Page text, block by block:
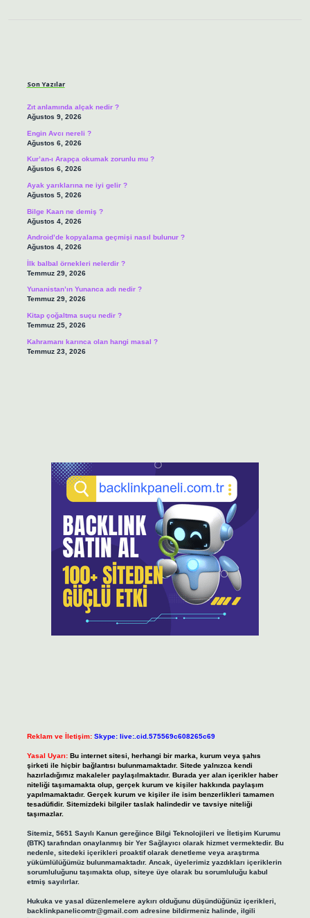
Son Yazılar
Zıt anlamında alçak nedir ?
Ağustos 9, 2026
Engin Avcı nereli ?
Ağustos 6, 2026
Kur’an-ı Arapça okumak zorunlu mu ?
Ağustos 6, 2026
Ayak yarıklarına ne iyi gelir ?
Ağustos 5, 2026
Bilge Kaan ne demiş ?
Ağustos 4, 2026
Android’de kopyalama geçmişi nasıl bulunur ?
Ağustos 4, 2026
İlk balbal örnekleri nelerdir ?
Temmuz 29, 2026
Yunanistan’ın Yunanca adı nedir ?
Temmuz 29, 2026
Kitap çoğaltma suçu nedir ?
Temmuz 25, 2026
Kahramanı karınca olan hangi masal ?
Temmuz 23, 2026
Reklam ve İletişim: Skype: live:.cid.575569c608265c69
Yasal Uyarı: Bu internet sitesi, herhangi bir marka, kurum veya şahıs
şirketi ile hiçbir bağlantısı bulunmamaktadır. Sitede yalnızca kendi
hazırladığımız makaleler paylaşılmaktadır. Burada yer alan içerikler haber
niteliği taşımamakta olup, gerçek kurum ve kişiler hakkında paylaşım
yapılmamaktadır. Gerçek kurum ve kişiler ile isim benzerlikleri tamamen
tesadüfidir. Sitemizdeki bilgiler taslak halindedir ve tavsiye niteliği
taşımazlar.
Sitemiz, 5651 Sayılı Kanun gereğince Bilgi Teknolojileri ve İletişim Kurumu
(BTK) tarafından onaylanmış bir Yer Sağlayıcı olarak hizmet vermektedir. Bu
nedenle, sitedeki içerikleri proaktif olarak denetleme veya araştırma
yükümlülüğümüz bulunmamaktadır. Ancak, üyelerimiz yazdıkları içeriklerin
sorumluluğunu taşımakta olup, siteye üye olarak bu sorumluluğu kabul
etmiş sayılırlar.
Hukuka ve yasal düzenlemelere aykırı olduğunu düşündüğünüz içerikleri,
backlinkpanelicomtr@gmail.comadresine bildirmeniz halinde, ilgili